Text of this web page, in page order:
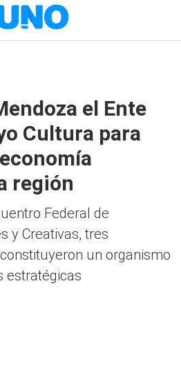
el Ente
Cultura para
región
Federal de
y Creativas, tres
un organismo
estratégicas